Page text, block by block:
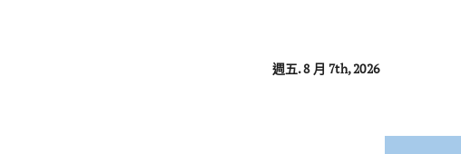
週五. 8 月 7th, 2026